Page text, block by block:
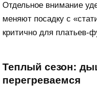
Отдельное внимание
меняют посадку с
критично для платьев-
Теплый сезон:
перегреваемся